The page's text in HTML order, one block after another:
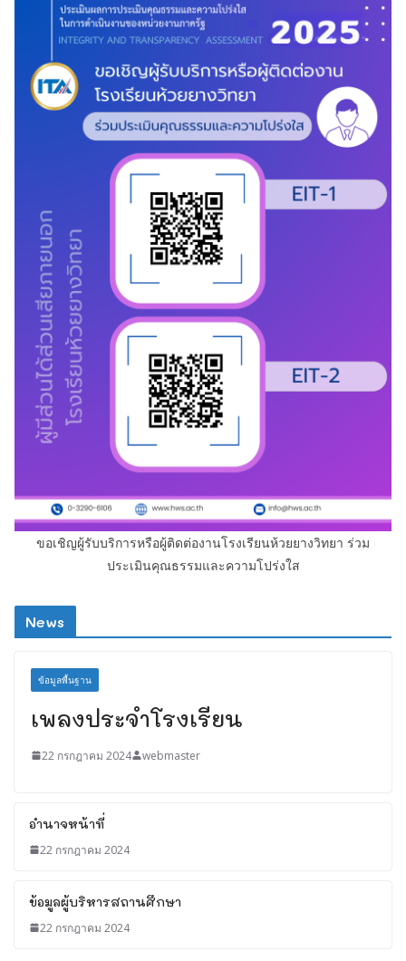
ขอเชิญผู้รับบริการหรือผู้ติดต่องานโรงเรียนห้วยยางวิทยา ร่วม
ประเมินคุณธรรมและความโปร่งใส
News
ข้อมูลพื้นฐาน
เพลงประจำโรงเรียน
22 กรกฎาคม 2024 webmaster
อำนาจหน้าที่
22 กรกฎาคม 2024
ข้อมูลผู้บริหารสถานศึกษา
22 กรกฎาคม 2024